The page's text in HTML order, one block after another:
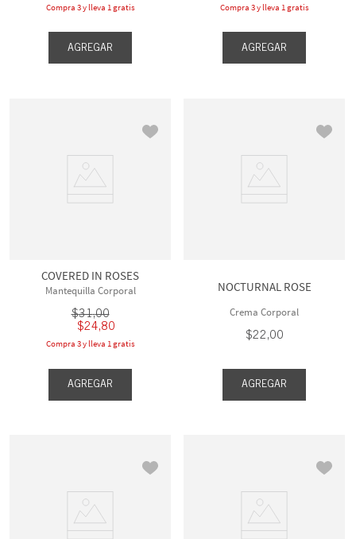
Compra 3 y lleva 1 gratis
AGREGAR
Compra 3 y lleva 1 gratis
AGREGAR
COVERED IN ROSES
Mantequilla Corporal
$31,00
$24,80
Compra 3 y lleva 1 gratis
AGREGAR
NOCTURNAL ROSE
Crema Corporal
$22,00
AGREGAR